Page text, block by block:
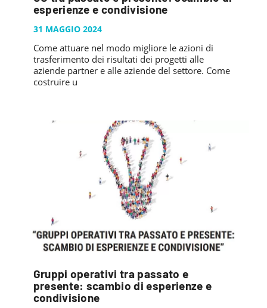
SYSMAN PROGETTI & SERVIZI SRL
TASK 3.6
TASK 3.8
TASK 3.9
PUBBLICAZIONI
ARTICOLO DELLA SETTIMANA
TESI DI LAUREA
GALLERY
FOTO GALLERY
VIDEO GALLERY
CONTATTI
esperienze e condivisione
31 MAGGIO 2024
Come attuare nel modo migliore le azioni di
trasferimento dei risultati dei progetti alle
aziende partner e alle aziende del settore. Come
costruire u
Gruppi operativi tra passato e
presente: scambio di esperienze e
condivisione